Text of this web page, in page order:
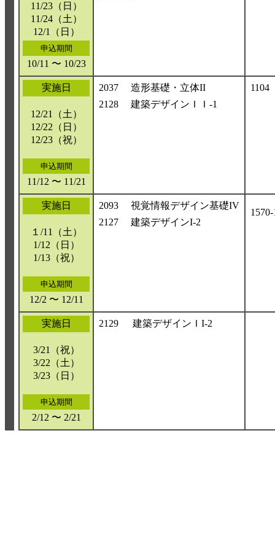
11/23（日）
11/24（土）
12/1（日）
申込期間
10/11 〜 10/23
実施日
12/21（土）
12/22（日）
12/23（祝）
申込期間
11/12 〜 11/21
2037
造形基礎・立体II
2128
建築デザインＩＩ-1
1104
実施日
１/11（土）
1/12（日）
1/13（祝）
申込期間
12/2 〜 12/11
2093
視覚情報デザイン基礎IV
2127
建築デザインI-2
1570-
実施日
3/21（祝）
3/22（土）
3/23（日）
申込期間
2/12 〜 2/21
2129 建築デザインＩI-2